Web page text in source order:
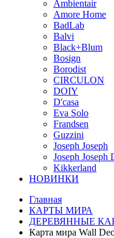
Ambientair
Amore Home
BadLab
Balvi
Black+Blum
Bosign
Borodist
CIRCULON
DOIY
D'casa
Eva Solo
Frandsen
Guzzini
Joseph Joseph
Joseph Joseph
Kikkerland
НОВИНКИ
Главная
КАРТЫ МИРА
ДЕРЕВЯННЫЕ
Карта мира Wall